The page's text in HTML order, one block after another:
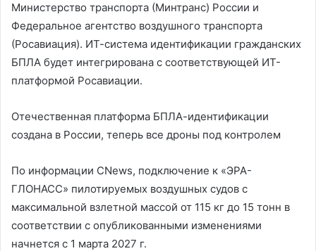
Министерство транспорта (Минтранс) России и
Федеральное агентство воздушного транспорта
(Росавиация). ИТ-система идентификации гражданских
БПЛА будет интегрирована с соответствующей ИТ-
платформой Росавиации.
Отечественная платформа БПЛА-идентификации
создана в России, теперь все дроны под контролем
По информации CNews, подключение к «ЭРА-
ГЛОНАСС» пилотируемых воздушных судов с
максимальной взлетной массой от 115 кг до 15 тонн в
соответствии с опубликованными изменениями
начнется с 1 марта 2027 г.